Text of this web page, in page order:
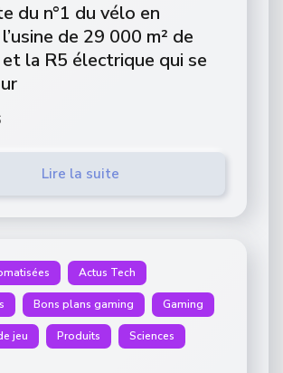
du n°1 du vélo en
de 29 000 m² de
la R5 électrique qui se
Lire la suite
Actus Tech
Bons plans gaming Gaming
jeu Produits Sciences